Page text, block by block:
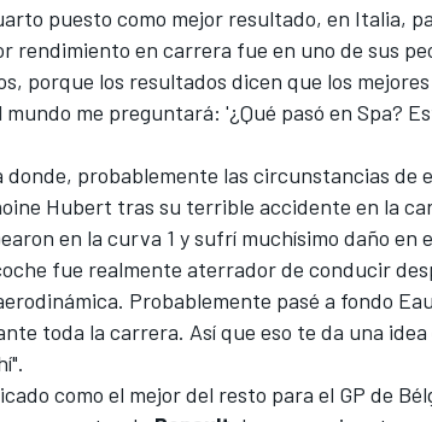
puesto como mejor resultado, en Italia,
rendimiento en carrera fue en uno de sus
porque los resultados dicen que los
me preguntará: '¿Qué pasó en Spa?
probablemente las circunstancias de
Hubert tras su terrible accidente en la
en la curva 1 y sufrí muchísimo daño en
fue realmente aterrador de conducir
Probablemente pasé a fondo
toda la carrera. Así que eso te da una
como el mejor del resto para el GP de